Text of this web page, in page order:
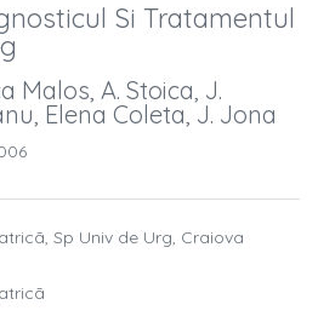
Si Tratamentul
Malos, A. Stoica, J.
Elena Coleta, J. Jona
Sp Univ de Urg, Craiova